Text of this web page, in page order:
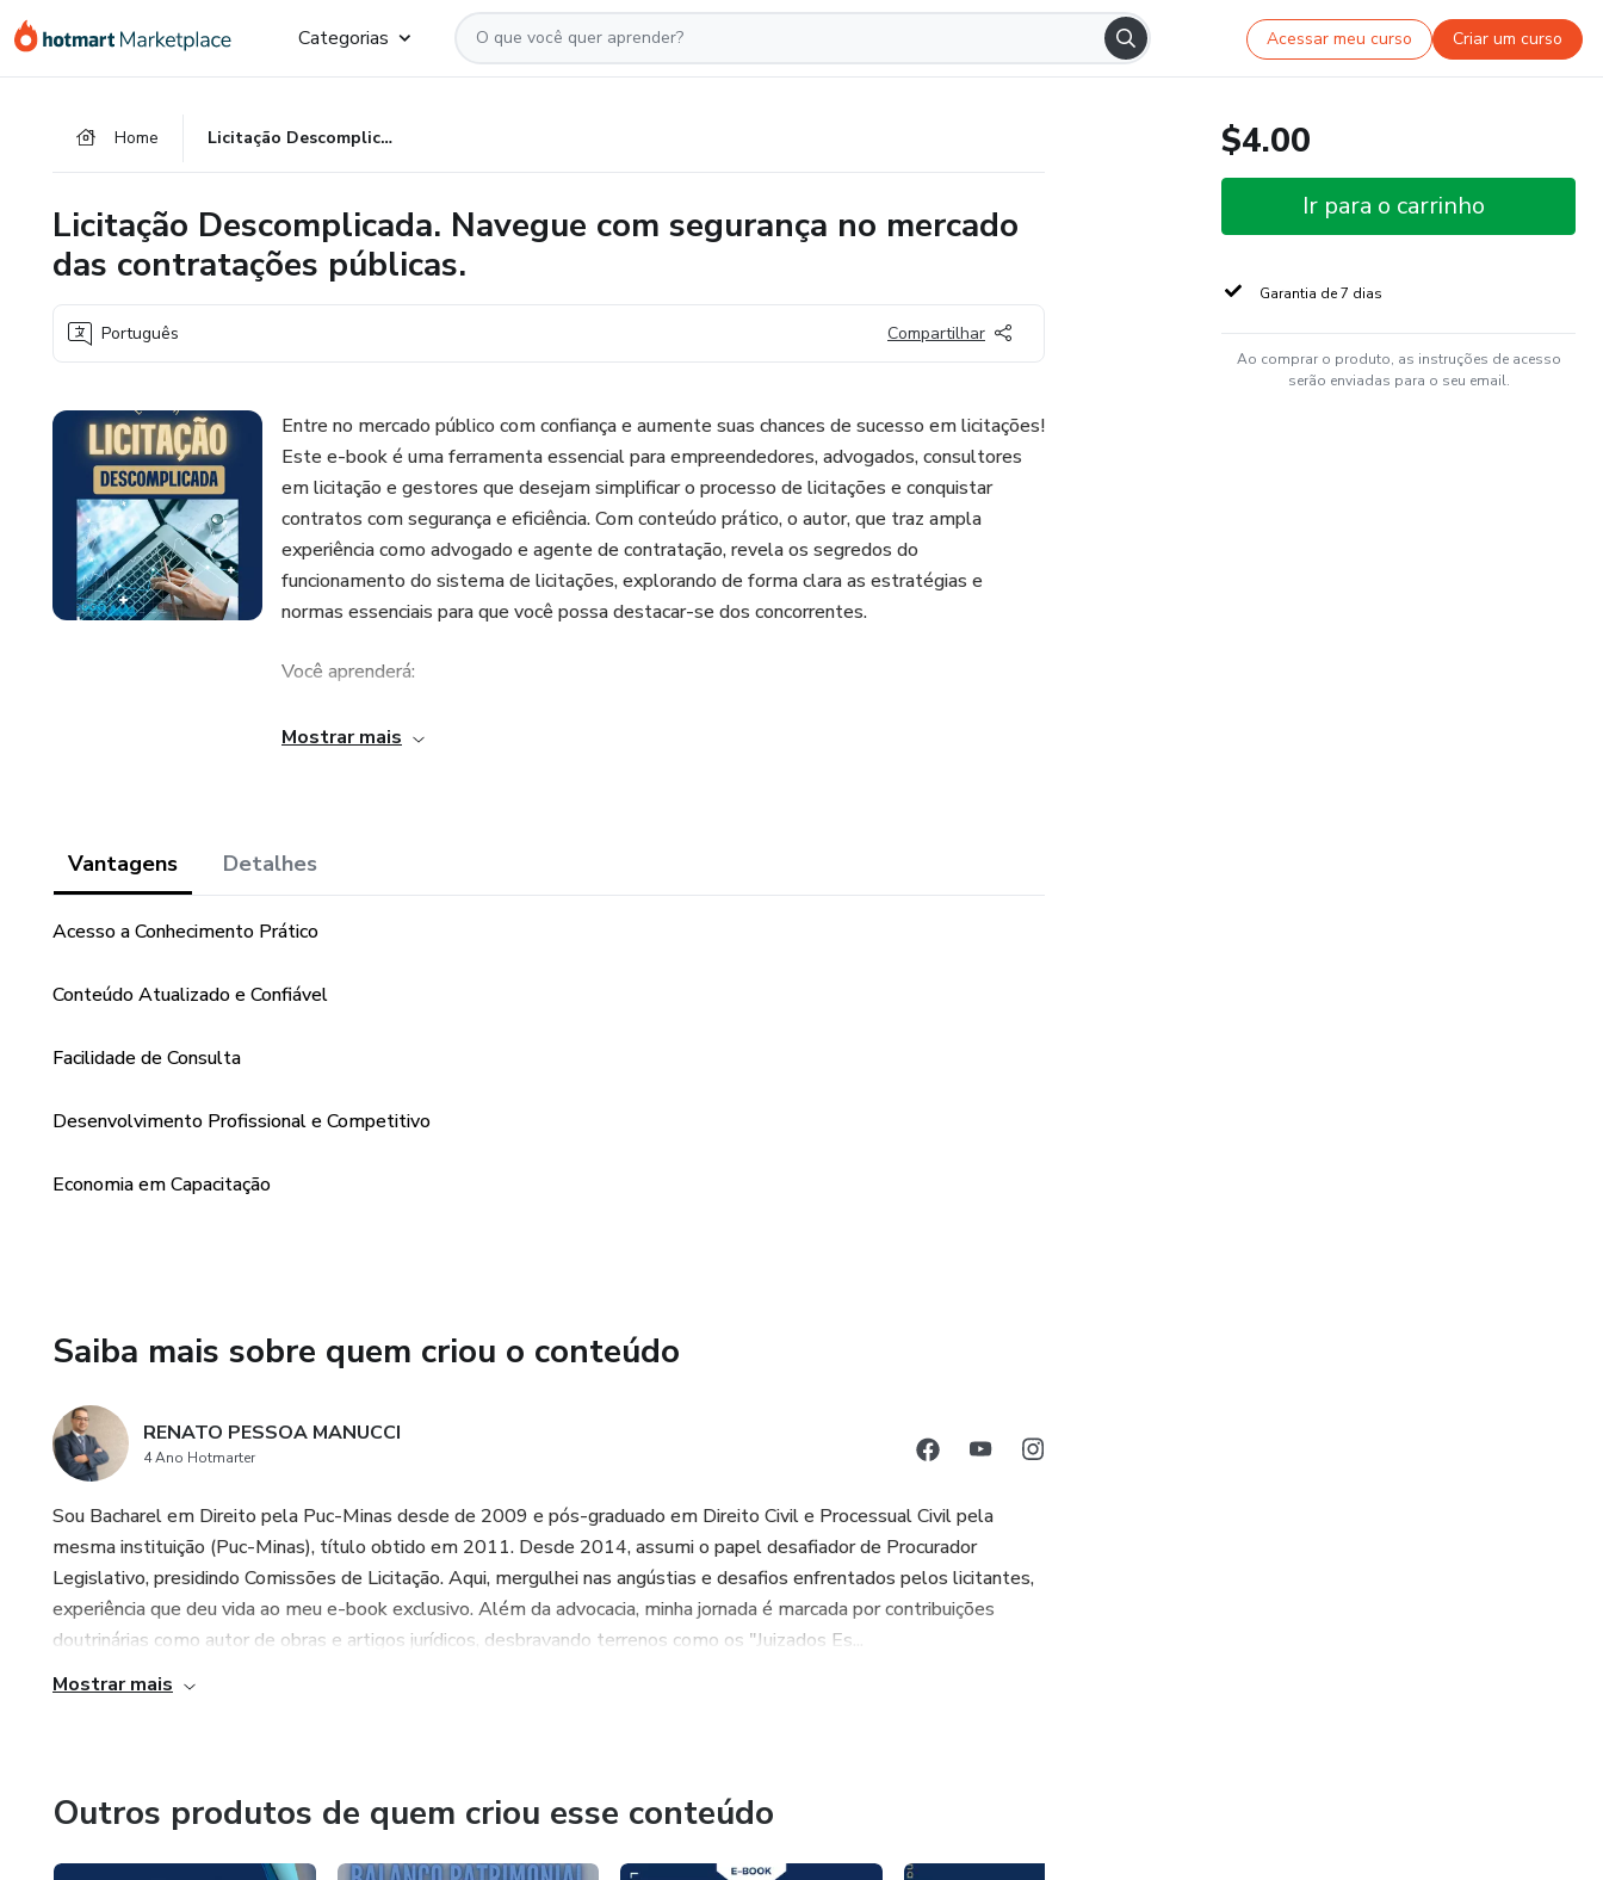
para
para
para
Categorias Acessar meu curso Criar um curso
Home Licitação Descomplicada. Navegue com segurança no mercado das contratações públicas.
Licitação Descomplicada. Navegue com segurança no mercado
das contratações públicas.
Português Compartilhar
Entre no mercado público com confiança e aumente suas chances de sucesso em licitações!
Este e-book é uma ferramenta essencial para empreendedores, advogados, consultores
em licitação e gestores que desejam simplificar o processo de licitações e conquistar
contratos com segurança e eficiência. Com conteúdo prático, o autor, que traz ampla
experiência como advogado e agente de contratação, revela os segredos do
funcionamento do sistema de licitações, explorando de forma clara as estratégias e
normas essenciais para que você possa destacar-se dos concorrentes.
Você aprenderá:
1. Passo a passo para participar de licitações públicas;
3. Estratégias para construir propostas competitivas;
rumo a novas oportunidades, permitindo que você se posicione de maneira competitiva e
Mostrar mais
Vantagens Detalhes
Acesso a Conhecimento Prático
Conteúdo Atualizado e Confiável
Facilidade de Consulta
Desenvolvimento Profissional e Competitivo
Economia em Capacitação
Saiba mais sobre quem criou o conteúdo
RENATO PESSOA MANUCCI
4 Ano Hotmarter
Sou Bacharel em Direito pela Puc-Minas desde de 2009 e pós-graduado em Direito Civil e Processual Civil pela
mesma instituição (Puc-Minas), título obtido em 2011. Desde 2014, assumi o papel desafiador de Procurador
Legislativo, presidindo Comissões de Licitação. Aqui, mergulhei nas angústias e desafios enfrentados pelos licitantes,
experiência que deu vida ao meu e-book exclusivo. Além da advocacia, minha jornada é marcada por contribuições
doutrinárias como autor de obras e artigos jurídicos, desbravando terrenos como os "Juizados Es...
Mostrar mais
Outros produtos de quem criou esse conteúdo
$4.00
Ir para o carrinho
Garantia de 7 dias
Ao comprar o produto, as instruções de acesso
serão enviadas para o seu email.